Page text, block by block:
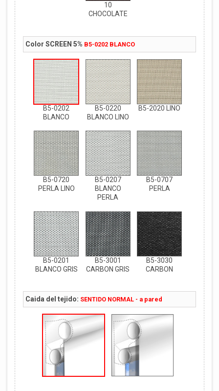
10
CHOCOLATE
Color SCREEN 5% B5-0202 BLANCO
B5-0202
BLANCO
B5-0220
BLANCO LINO
B5-2020 LINO
B5-0720
PERLA LINO
B5-0207
BLANCO
PERLA
B5-0707
PERLA
B5-0201
BLANCO GRIS
B5-3001
CARBON GRIS
B5-3030
CARBON
Caida del tejido: SENTIDO NORMAL - a pared